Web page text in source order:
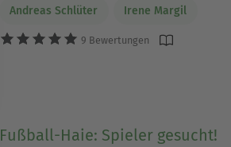
Andreas Schlüter Irene Margil
9 Bewertungen
Fußball-Haie: Spieler gesucht!